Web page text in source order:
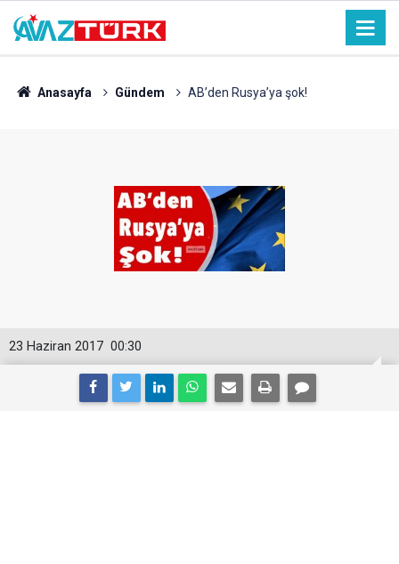
Anasayfa Gündem AB’den Rusya’ya şok!
00:30
23 Haziran 2017